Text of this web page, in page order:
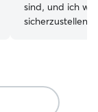
sind, und ich
sicherzustellen,
Zeit. Mit genug
unter der